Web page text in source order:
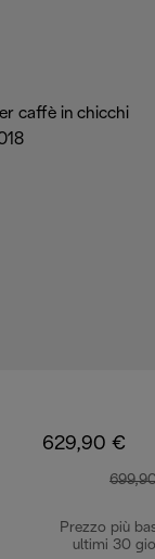
629,90 €
Prezzo più
ultimi 30